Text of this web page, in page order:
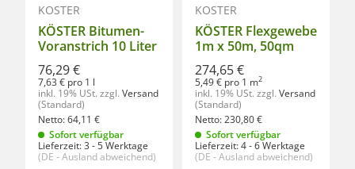
KÖSTER
KÖSTER Bitumen-
Voranstrich 10 Liter
76,29 €
7,63 € pro 1 l
inkl. 19% USt. zzgl. Versand
(Standard)
Netto:64,11 €
Sofort verfügbar
Lieferzeit:3 - 5 Werktage
(DE - Ausland abweichend)
KÖSTER
KÖSTER Flexgewebe
1m x 50m, 50qm
274,65 €
5,49 € pro 1 m2
inkl. 19% USt. zzgl. Versand
(Standard)
Netto:230,80€
Sofort verfügbar
Lieferzeit:4 - 6 Werktage
(DE - Ausland abweichend)